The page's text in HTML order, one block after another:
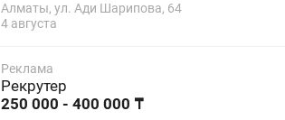
Алматы, ул. Ади Шарипова, 64
4 августа
Реклама
Рекрутер
250 000 - 400 000 ₸